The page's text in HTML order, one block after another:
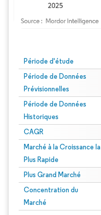
Période d'étude
Période de Données
Prévisionnelles
Période de Données
Historiques
CAGR
Marché à la Croissance la
Plus Rapide
Plus Grand Marché
Concentration du
Marché